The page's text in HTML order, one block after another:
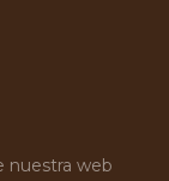
nuestra web